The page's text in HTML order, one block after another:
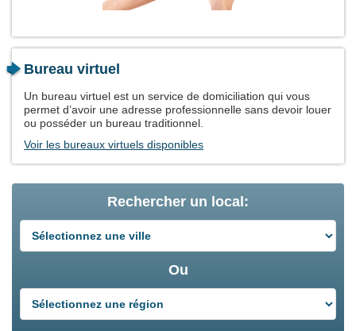
Bureau virtuel
Un bureau virtuel est un service de domiciliation qui vous
permet d’avoir une adresse professionnelle sans devoir louer
ou posséder un bureau traditionnel.
Voir les bureaux virtuels disponibles
Rechercher un local:
Ou